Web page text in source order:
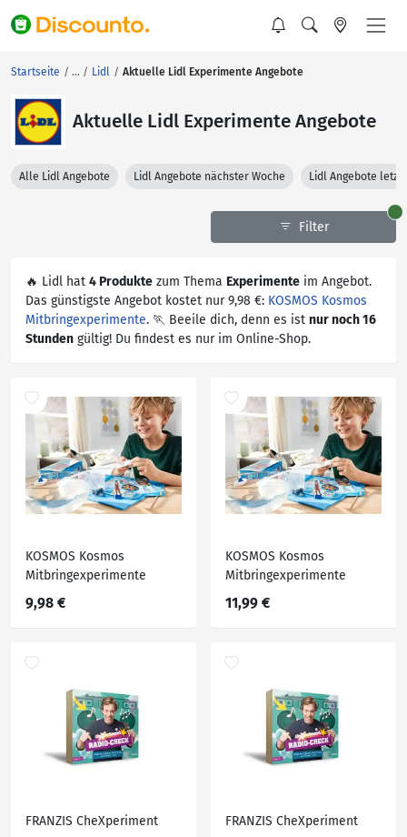
Startseite Lidl Aktuelle Lidl Experimente Angebote
Aktuelle Lidl Experimente Angebote
Alle Lidl Angebote Lidl Angebote nächster Woche Lidl Angebote
Filter
🔥 Lidl hat 4 Produkte zum Thema Experimente im Angebot.
Das günstigste Angebot kostet nur 9,98 €: KOSMOS Kosmos
Mitbringexperimente. 🏃 Beeile dich, denn es ist nur noch 16
Stunden gültig! Du findest es nur im Online-Shop.
KOSMOS Kosmos
Mitbringexperimente
9,98 €
KOSMOS Kosmos
Mitbringexperimente
11,99 €
FRANZIS CheXperiment FRANZIS CheXperiment